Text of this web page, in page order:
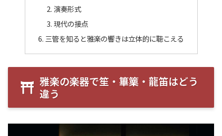
演奏形式
現代の接点
三管を知ると雅楽の響きは立体的に聴こえる
雅楽の楽器で笙・篳篥・龍笛はどう
違う